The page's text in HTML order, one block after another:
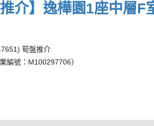
介】逸樺園1座中層F
筍盤推介
編號：M100297706）